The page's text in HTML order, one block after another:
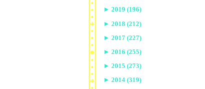
► 2019 (196)
► 2018 (212)
► 2017 (227)
► 2016 (255)
► 2015 (273)
► 2014 (319)